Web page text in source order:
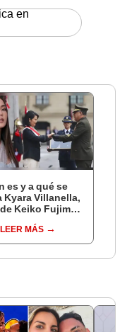
en
es y a qué se
Kyara Villanella,
Keiko Fujimori
LEER MÁS